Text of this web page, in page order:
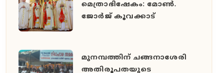
മെത്രാഭിഷേകം: മോൺ.
ജോർജ് കൂവക്കാട്
മുനമ്പത്തിന് ചങ്ങനാശേരി
അതിരൂപതയുടെ